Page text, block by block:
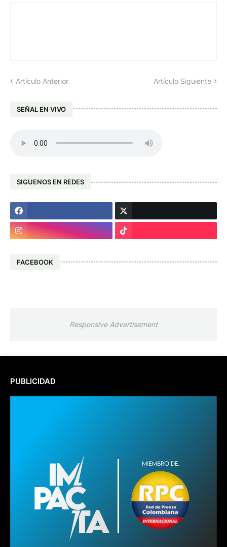
Artículo Anterior Artículo Siguiente
SEÑAL EN VIVO
SIGUENOS EN REDES
FACEBOOK
Responsive Advertisement
PUBLICIDAD